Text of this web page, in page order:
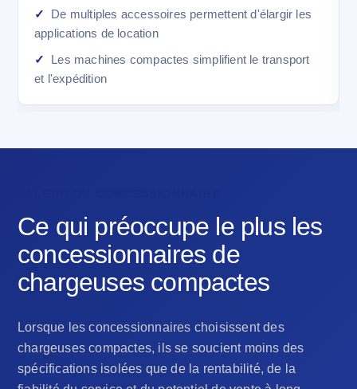
De multiples accessoires permettent d'élargir les
applications de location
Les machines compactes simplifient le transport
et l'expédition
Ce qui préoccupe le plus les
concessionnaires de
chargeuses compactes
Lorsque les concessionnaires choisissent des
chargeuses compactes, ils se soucient moins des
spécifications isolées que de la rentabilité, de la